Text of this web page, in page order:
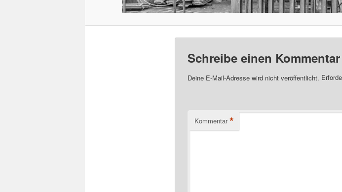
Schreibe einen Kommentar
Deine E-Mail-Adresse wird nicht veröffentlicht.
Kommentar *